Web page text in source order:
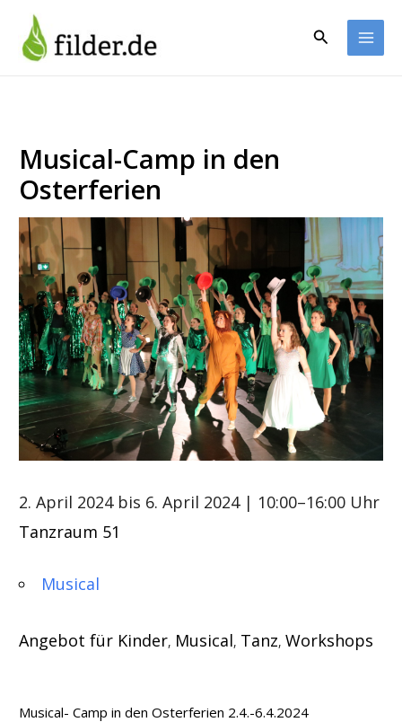
Inhalt
springen
Suchen
Musical-Camp in den
Osterferien
2. April 2024 bis 6. April 2024 | 10:00–16:00 Uhr
Tanzraum 51
Musical
Angebot für Kinder, Musical, Tanz,Workshops
Musical- Camp in den Osterferien 2.4.-6.4.2024